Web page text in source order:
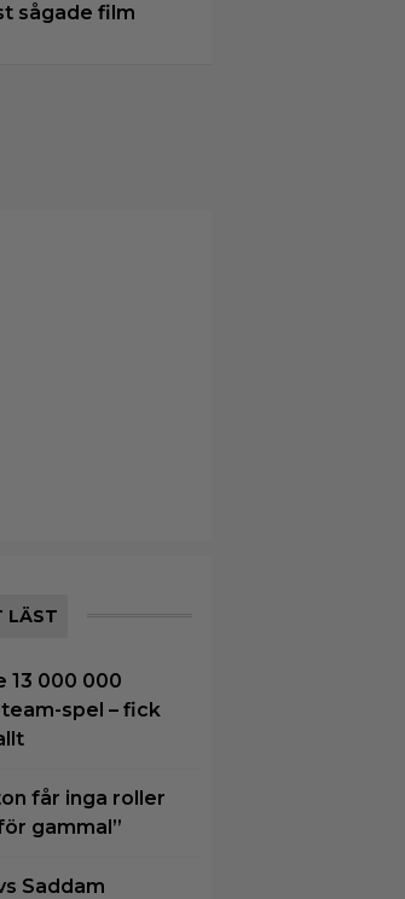
sågade film
LÄST
13 000 000
spel – fick
får inga roller
gammal”
Saddam